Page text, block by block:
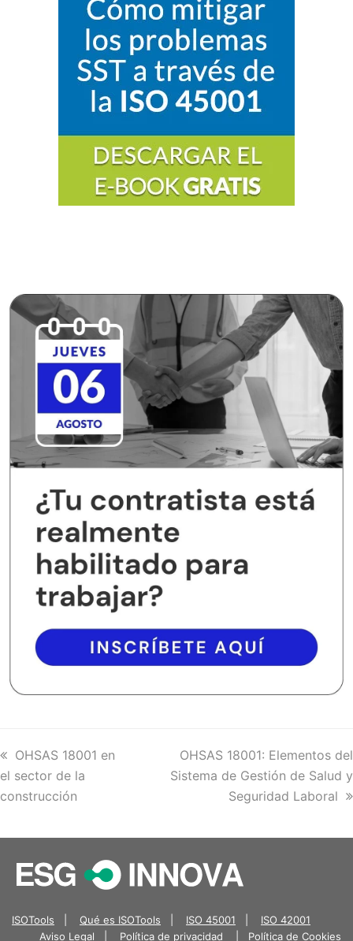
previous
post:
OHSAS 18001 en
el sector de la
construcción
next
post:
OHSAS 18001: Elementos del
Sistema de Gestión de Salud y
Seguridad Laboral
ISOTools Qué es ISOTools ISO 45001
ISO 42001
Aviso Legal
Política de privacidad Política de Cookies